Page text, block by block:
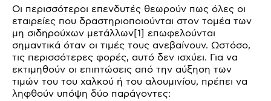
Οι περισσότεροι επενδυτές θεωρούν πως όλες οι
εταιρείες που δραστηριοποιούνται στον τομέα των
μη σιδηρούχων μετάλλων[1] επωφελούνται
σημαντικά όταν οι τιμές τους ανεβαίνουν. Ωστόσο,
τις περισσότερες φορές, αυτό δεν ισχύει. Για να
εκτιμηθούν οι επιπτώσεις από την αύξηση των
τιμών του του χαλκού ή του αλουμινίου, πρέπει να
ληφθούν υπόψη δύο παράγοντες: